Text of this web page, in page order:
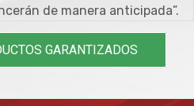
de manera anticipada”.
GARANTIZADOS